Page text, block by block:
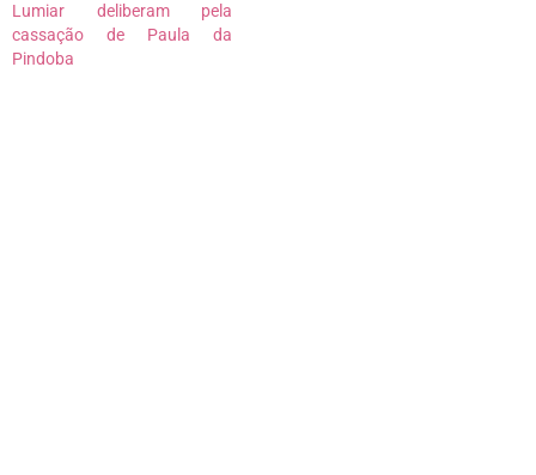
Lumiar deliberam pela
cassação de Paula da
Pindoba